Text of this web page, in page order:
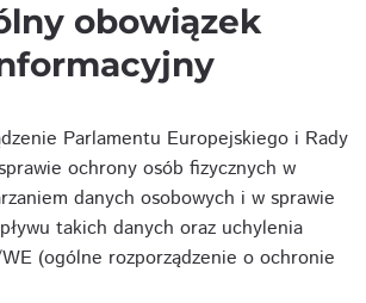
obowiązek
Parlamentu Europejskiego i Rady
ochrony osób fizycznych w
danych osobowych i w sprawie
takich danych oraz uchylenia
(ogólne rozporządzenie o ochronie